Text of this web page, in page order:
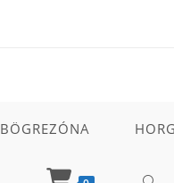
BÖGREZÓNA